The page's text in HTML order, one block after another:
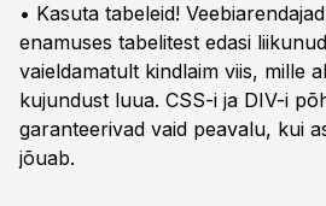
• Kasuta tabeleid!
enamuses tabelitest edasi
vaieldamatult kindlaim viis, mille
kujundust luua. CSS-i ja DIV-i
garanteerivad vaid peavalu, kui
jõuab.